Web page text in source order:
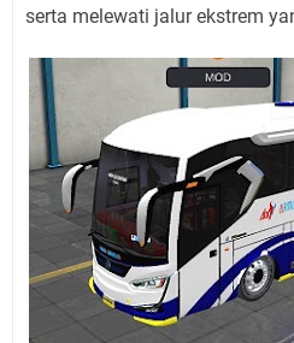
serta melewati jalur ekstrem